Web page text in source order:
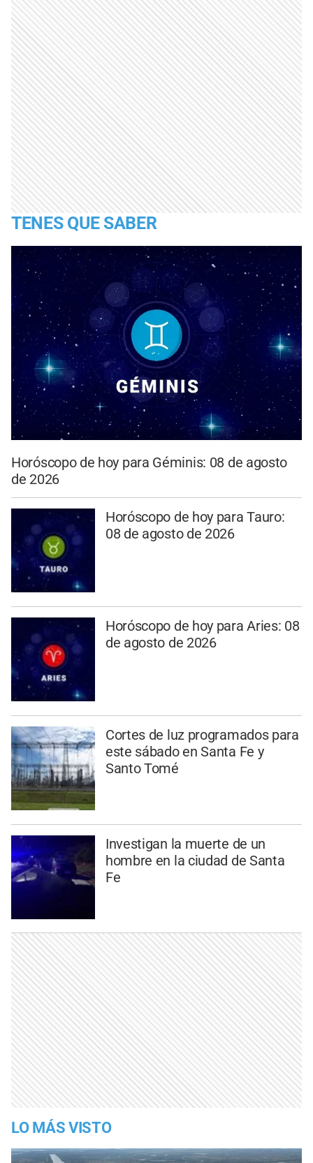
TENES QUE SABER
Horóscopo de hoy para Géminis: 08 de agosto
de 2026
Horóscopo de hoy para Tauro:
08 de agosto de 2026
Horóscopo de hoy para Aries: 08
de agosto de 2026
Cortes de luz programados para
este sábado en Santa Fe y
Santo Tomé
Investigan la muerte de un
hombre en la ciudad de Santa
Fe
LO MÁS VISTO